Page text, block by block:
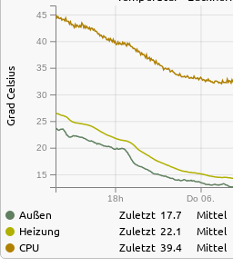
18h Do 06.
15
20
25
30
35
40
45
Grad Celsius
Außen
Heizung
CPU
Zuletzt
Zuletzt
Zuletzt
17.7
22.1
39.4
Mittel
Mittel
Mittel